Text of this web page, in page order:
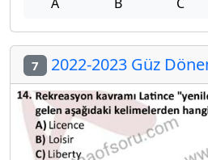
7 2022-2023 Güz